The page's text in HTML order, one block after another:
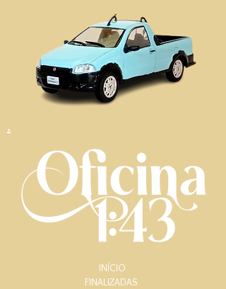
.
INÍCIO
FINALIZADAS